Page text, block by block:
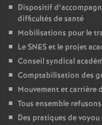
Dispositif
difficultés de santé
Mobilisations pour le
Le SNES et le projet
Conseil syndical
Comptabilisation des
Mouvement et carrière
Tous ensemble
Des pratiques de